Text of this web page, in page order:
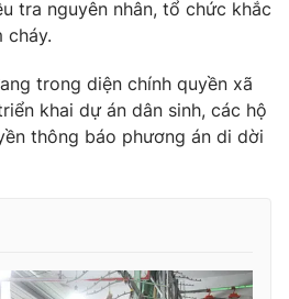
Bất động sản
Tấm lòng Việt
English
tra nguyên nhân, tổ chức khắc
cháy.
trong diện chính quyền xã
khai dự án dân sinh, các hộ
thông báo phương án di dời